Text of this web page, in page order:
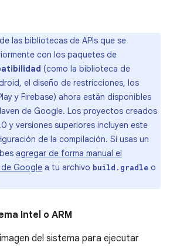
las bibliotecas de APIs que se
con los paquetes de
(como la biblioteca de
el diseño de restricciones, los
y Firebase) ahora están disponibles
de Google. Los proyectos creados
y versiones superiores incluyen este
de la compilación. Si usas un
agregar de forma manual el
Google a tu archivo build.gradle o
Intel o ARM
del sistema para ejecutar